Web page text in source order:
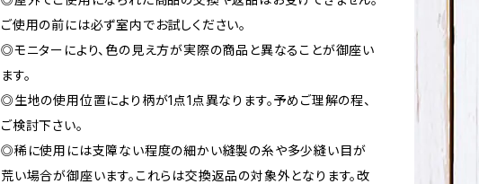
ご使用の前には必ず室内でお試しください。
◎モニターにより、色の見え方が実際の商品と異なることが御座い
ます。
◎生地の使用位置により柄が1点1点異なります。予めご理解の程、
ご検討下さい。
◎稀に使用には支障ない程度の細かい縫製の糸や多少縫い目が
荒い場合が御座います。これらは交換返品の対象外となります。改